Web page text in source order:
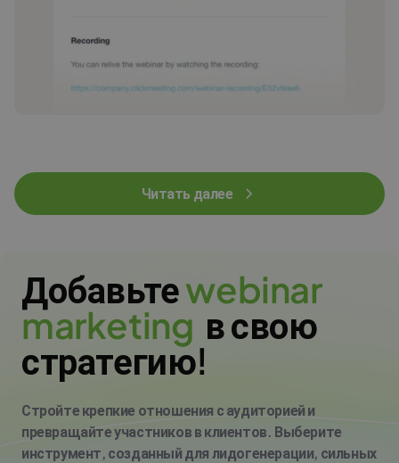
Читать далее
Добавьтеwebinar
marketing в свою
стратегию!
Стройте крепкие отношения с аудиторией и
превращайте участников в клиентов. Выберите
инструмент, созданный для лидогенерации, сильных